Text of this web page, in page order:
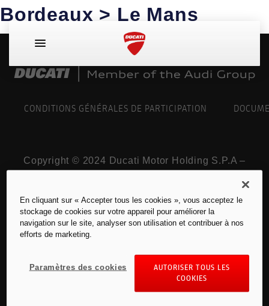
Bordeaux > Le Mans
CONDITIONS GÉNÉRALES DE PARTICIPATION
Copyright © 2024 Ducati Motor Holding S.P.A –
une société soumise aux activités de gestion et
de coordination de AUDI AG.
Tous les droits sont réservés. TVA 05113870967
Pour les trajets courts, privilégiez la marche ou
En cliquant sur « Accepter tous les cookies », vous acceptez le
stockage de cookies sur votre appareil pour améliorer la
navigation sur le site, analyser son utilisation et contribuer à nos
efforts de marketing.
AUTORISER TOUS LES
COOKIES
Paramètres des cookies